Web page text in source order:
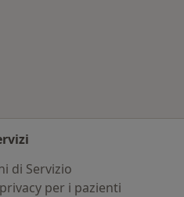
di Servizio
per i pazienti